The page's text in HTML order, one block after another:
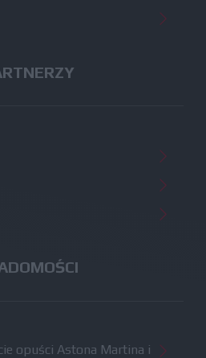
opuści Astona Martina i